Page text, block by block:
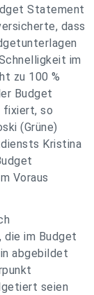
Statement
dass
im
zu 100 %
Budget
fixiert, so
(Grüne)
Kristina
Voraus
die im Budget
abgebildet
seien